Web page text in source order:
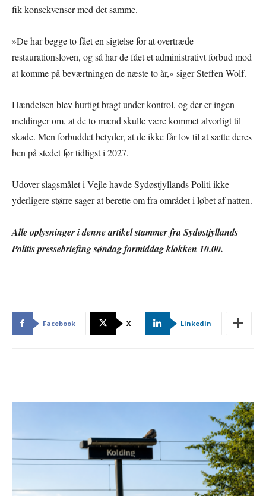
fik konsekvenser med det samme.
»De har begge to fået en sigtelse for at overtræde
restaurationsloven, og så har de fået et administrativt forbud mod
at komme på beværtningen de næste to år,« siger Steffen Wolf.
Hændelsen blev hurtigt bragt under kontrol, og der er ingen
meldinger om, at de to mænd skulle være kommet alvorligt til
skade. Men forbuddet betyder, at de ikke får lov til at sætte deres
ben på stedet før tidligst i 2027.
Udover slagsmålet i Vejle havde Sydøstjyllands Politi ikke
yderligere større sager at berette om fra området i løbet af natten.
Alle oplysninger i denne artikel stammer fra Sydøstjyllands
Politis pressebriefing søndag formiddag klokken 10.00.
Facebook X Linkedin